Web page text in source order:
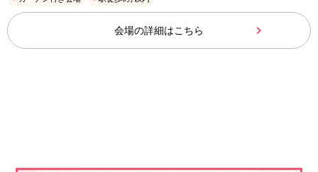
会場の詳細はこちら